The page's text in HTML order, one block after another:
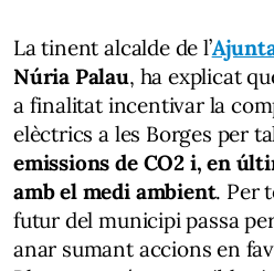
La tinent alcalde de l’
Núria Palau, ha explicat
a finalitat incentivar la
elèctrics a les Borges per
emissions de CO2 i, en
amb el medi ambient. Per
futur del municipi passa
anar sumant accions en